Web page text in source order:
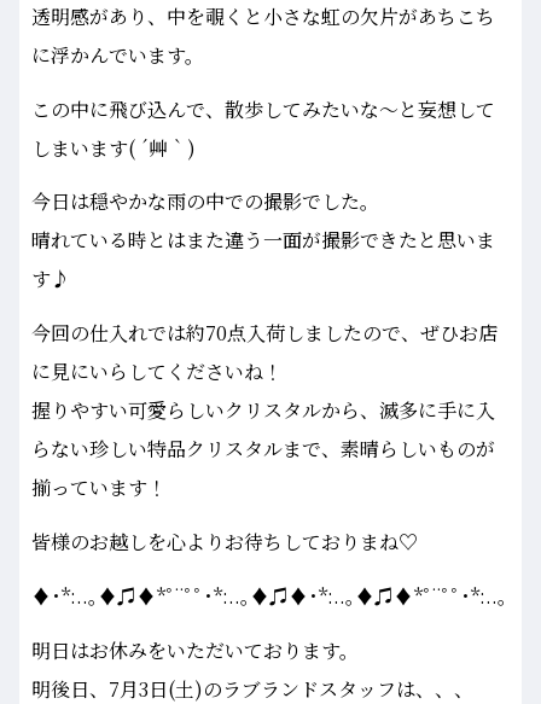
透明感があり、中を覗くと小さな虹の欠片があちこち
に浮かんでいます。
この中に飛び込んで、散歩してみたいな～と妄想して
しまいます( ´艸｀)
今日は穏やかな雨の中での撮影でした。
晴れている時とはまた違う一面が撮影できたと思いま
す♪
今回の仕入れでは約70点入荷しましたので、ぜひお店
に見にいらしてくださいね！
握りやすい可愛らしいクリスタルから、滅多に手に入
らない珍しい特品クリスタルまで、素晴らしいものが
揃っています！
皆様のお越しを心よりお待ちしておりまね♡
♦･*:..｡♦♫♦*ﾟ¨ﾟﾟ･*:..｡♦♫♦･*:..｡♦♫♦*ﾟ¨ﾟﾟ･*:..｡
明日はお休みをいただいております。
明後日、7月3日(土)のラブランドスタッフは、、、